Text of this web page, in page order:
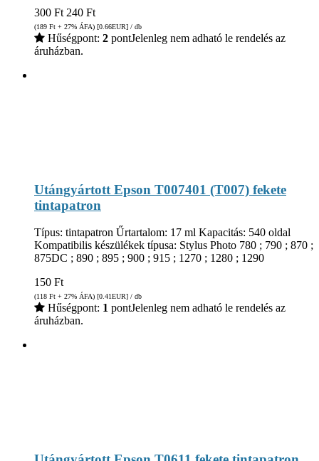
300 Ft 240 Ft
(189 Ft + 27% ÁFA) [0.66EUR] / db
Hűségpont: 2 pontJelenleg nem adható le rendelés az
áruházban.
Utángyártott Epson T007401 (T007) fekete
tintapatron
Típus: tintapatron Űrtartalom: 17 ml Kapacitás: 540 oldal
Kompatibilis készülékek típusa: Stylus Photo 780 ; 790 ; 870 ;
875DC ; 890 ; 895 ; 900 ; 915 ; 1270 ; 1280 ; 1290
150 Ft
(118 Ft + 27% ÁFA) [0.41EUR] / db
Hűségpont: 1 pontJelenleg nem adható le rendelés az
áruházban.